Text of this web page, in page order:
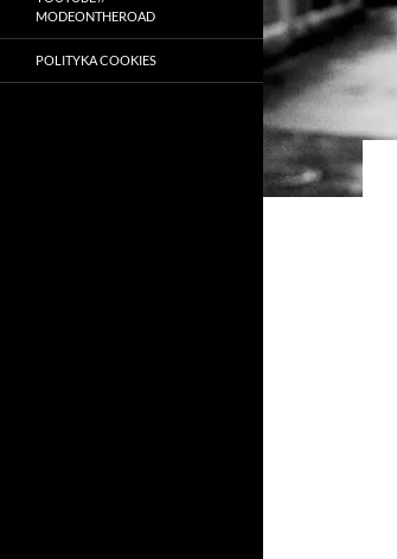
MODEONTHEROAD
POLITYKA COOKIES